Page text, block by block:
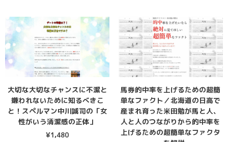
大切な大切なチャンスに不潔と
嫌われないために知るべきこ
と！スペルマン中川誠司の「女
性がいう清潔感の正体」
¥1,480
馬券的中率を上げるための超簡
単なファクト／北海道の日高で
産まれ育った米田勉が馬と人、
人と人のつながりから的中率を
上げるための超簡単なファクタ